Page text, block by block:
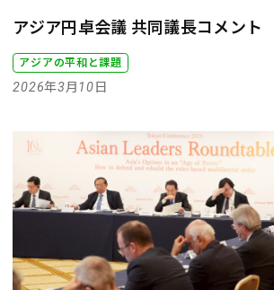
アジア円卓会議 共同議長コメント
アジアの平和と課題
2026年3月10日